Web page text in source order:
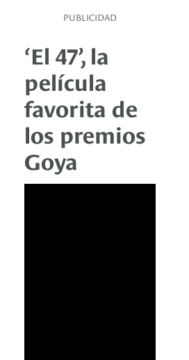
PUBLICIDAD
‘El 47’, la
película
favorita de
los premios
Goya